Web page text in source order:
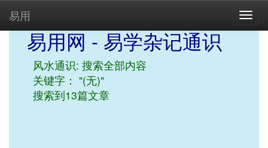
易用
易用网 - 易学杂记通识
风水通识: 搜索全部内容
关键字： "(无)"
搜索到13篇文章